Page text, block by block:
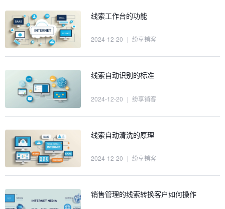
线索工作台的功能
2024-12-20 | 纷享销客
线索自动识别的标准
2024-12-20 | 纷享销客
线索自动清洗的原理
2024-12-20 | 纷享销客
销售管理的线索转换客户如何操作